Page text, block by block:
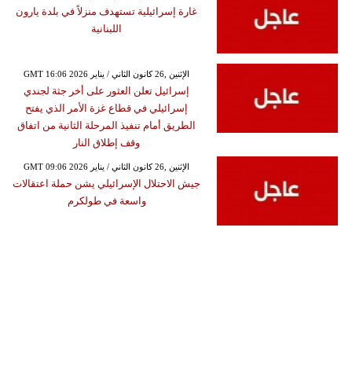
غارة إسرائيلية تستهدف منزلاً في بلدة يارون
اللبنانية
GMT 16:06 2026 الإثنين ,26 كانون الثاني / يناير
إسرائيل تعلن العثور على أخر جثة لجندي
إسرائيلي في قطاع غزة الأمر الذي يفتح
الطريق أمام تنفيذ المرحلة الثانية من اتفاق
وقف إطلاق النار
GMT 09:06 2026 الإثنين ,26 كانون الثاني / يناير
جيش الاحتلال الإسرائيلي يشن حملة اعتقالات
واسعة في طولكرم